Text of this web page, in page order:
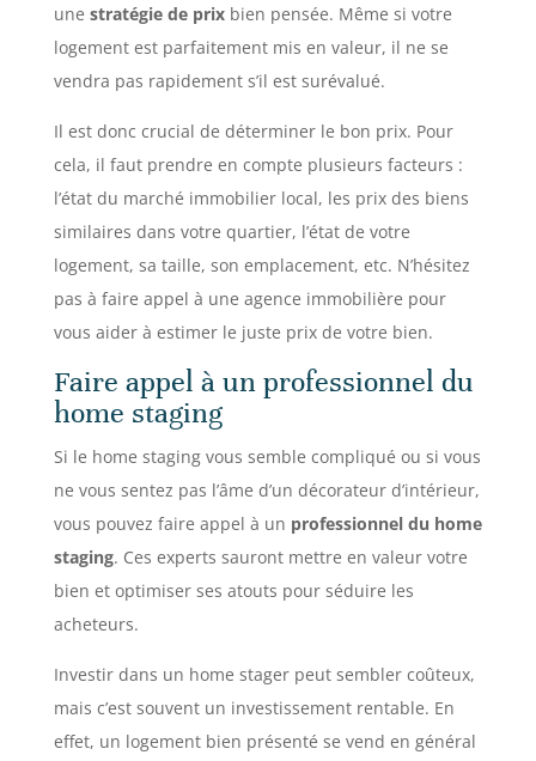
une stratégie de prixbien pensée. Même si votre
logement est parfaitement mis en valeur, il ne se
vendra pas rapidement s’il est surévalué.
Il est donc crucial de déterminer le bon prix. Pour
cela, il faut prendre en compte plusieurs facteurs :
l’état du marché immobilier local, les prix des biens
similaires dans votre quartier, l’état de votre
logement, sa taille, son emplacement, etc. N’hésitez
pas à faire appel à une agence immobilière pour
vous aider à estimer le juste prix de votre bien.
Faire appel à un professionnel du
home staging
Si le home staging vous semble compliqué ou si vous
ne vous sentez pas l’âme d’un décorateur d’intérieur,
vous pouvez faire appel à un professionnel du home
staging. Ces experts sauront mettre en valeur votre
bien et optimiser ses atouts pour séduire les
acheteurs.
Investir dans un home stager peut sembler coûteux,
mais c’est souvent un investissement rentable. En
effet, un logement bien présenté se vend en général